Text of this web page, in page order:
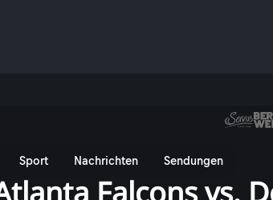
Sport Nachrichten Sendungen